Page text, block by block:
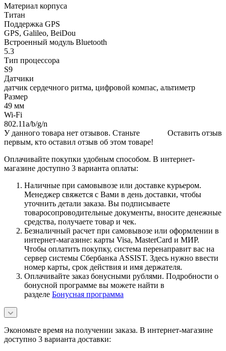
Материал корпуса
Титан
Поддержка GPS
GPS, Galileo, BeiDou
Встроенный модуль Bluetooth
5.3
Тип процессора
S9
Датчики
датчик сердечного ритма, цифровой компас, альтиметр
Размер
49 мм
Wi-Fi
802.11a/b/g/n
Оставить отзыв
У данного товара нет отзывов. Станьте
первым, кто оставил отзыв об этом товаре!
Оплачивайте покупки удобным способом. В интернет-
магазине доступно 3 варианта оплаты:
Наличные при самовывозе или доставке курьером.
Менеджер свяжется с Вами в день доставки, чтобы
уточнить детали заказа. Вы подписываете
товаросопроводительные документы, вносите денежные
средства, получаете товар и чек.
Безналичный расчет при самовывозе или оформлении в
интернет-магазине: карты Visa, MasterCard и МИР.
Чтобы оплатить покупку, система перенаправит вас на
сервер системы Сбербанка ASSIST. Здесь нужно ввести
номер карты, срок действия и имя держателя.
Оплачивайте заказ бонусными рублями. Подробности о
бонусной программе вы можете найти в
разделе Бонусная программа
Экономьте время на получении заказа. В интернет-магазине
доступно 3 варианта доставки: